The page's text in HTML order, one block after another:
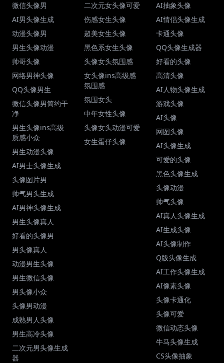
微信头像男
AI男头像生成
动漫头像男
男生头像动漫
帅哥头像
网络男神头像
QQ头像男生
微信头像男简约干
净
男生头像ins高级
质感小众
男生动漫头像
AI男士头像生成
头像图片男
帅气男头生成
AI男神头像生成
男生头像真人
好看的头像男
男头像真人
动漫男生头像
男生微信头像
男头像小众
头像男动漫
成熟男人头像
男生高冷头像
二次元男头像生成
器
二次元女头像可爱
伤感女生头像
超美女生头像
黑色系女生头像
头像女头氛围感
女头像ins高级感
氛围感
氛围女头
中年女性头像
头像女头动漫可爱
女生蛋仔头像
AI抽象头像
AI情侣头像生成
卡通头像
QQ头像生成器
好看的头像
高清头像
AI人物头像生成
游戏头像
AI头像
网图头像
AI头像生成
可爱的头像
黑色头像生成
头像动漫
帅气头像
AI真人头像生成
AI生成头像
AI头像制作
Q版头像生成
AI工作头像生成
AI像素头像
头像卡通化
头像可爱
微信动态头像
牛马头像生成
CS头像抽象